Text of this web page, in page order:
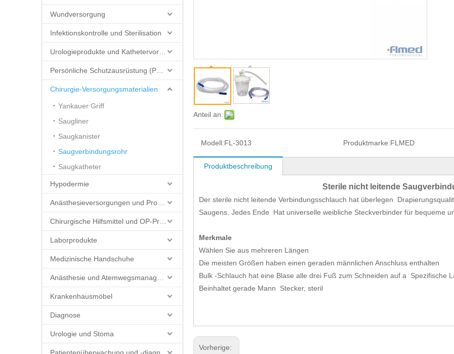
Wundversorgung
Infektionskontrolle und Sterilisation
Chirurgie-Versorgungsmaterialien
Yankauer Griff
Saugliner
Saugkanister
Saugverbindungsrohr
Saugkatheter
Hypodermie
Laborprodukte
Medizinische Handschuhe
Krankenhausmöbel
Diagnose
Urologie und Stoma
Anteil an:
Modell:FL-3013 Produktmarke:FLMED
Produktbeschreibung
Sterile nicht leitende
Der sterile nicht leitende Verbindungsschlauch hat überlegen
Saugens. Jedes Ende Hat universelle weibliche Steckverbinder für bequeme
Merkmale
Wählen Sie aus mehreren Längen
Die meisten Größen haben einen geraden männlichen Anschluss enthalten
Bulk -Schlauch hat eine Blase alle drei Fuß zum Schneiden auf a Spezifische
Beinhaltet gerade Mann Stecker, steril
Vorherige: